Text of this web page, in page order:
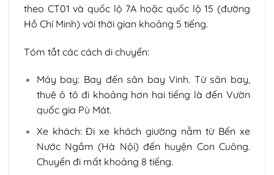
theo CT01 và quốc lộ 7A hoặc quốc lộ 15 (đường
Hồ Chí Minh) với thời gian khoảng 5 tiếng.
Tóm tắt các cách di chuyển:
Máy bay: Bay đến sân bay Vinh. Từ sân bay,
thuê ô tô đi khoảng hơn hai tiếng là đến Vườn
quốc gia Pù Mát.
Xe khách: Đi xe khách giường nằm từ Bến xe
Nước Ngầm (Hà Nội) đến huyện Con Cuông.
Chuyến đi mất khoảng 8 tiếng.